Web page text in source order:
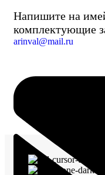
Напишите на
комплектующие
arinval@mail.ru